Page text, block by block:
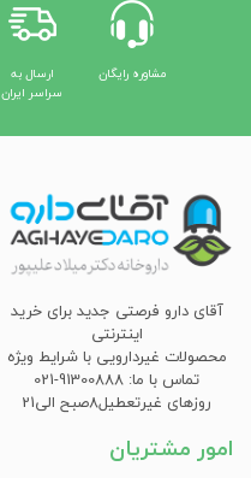
مشاوره رایگان
ارسال به
سراسر ایران
آقای دارو فرصتی جدید برای خرید
اینترنتی
محصولات غیردارویی با شرایط ویژه
تماس با ما: 91300888-021
روزهای غیرتعطیل8صبح الی21
امور مشتریان